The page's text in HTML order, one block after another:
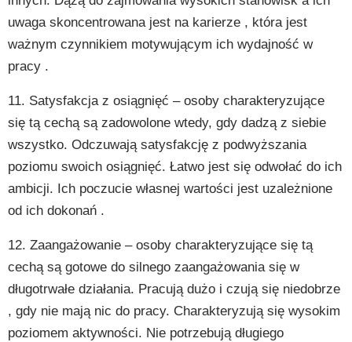
uwaga skoncentrowana jest na karierze , która jest
ważnym czynnikiem motywującym ich wydajność w
pracy .
11. Satysfakcja z osiągnięć – osoby charakteryzujące
się tą cechą są zadowolone wtedy, gdy dadzą z siebie
wszystko. Odczuwają satysfakcję z podwyższania
poziomu swoich osiągnięć. Łatwo jest się odwołać do ich
ambicji. Ich poczucie własnej wartości jest uzależnione
od ich dokonań .
12. Zaangażowanie – osoby charakteryzujące się tą
cechą są gotowe do silnego zaangażowania się w
długotrwałe działania. Pracują dużo i czują się niedobrze
, gdy nie mają nic do pracy. Charakteryzują się wysokim
poziomem aktywności. Nie potrzebują długiego